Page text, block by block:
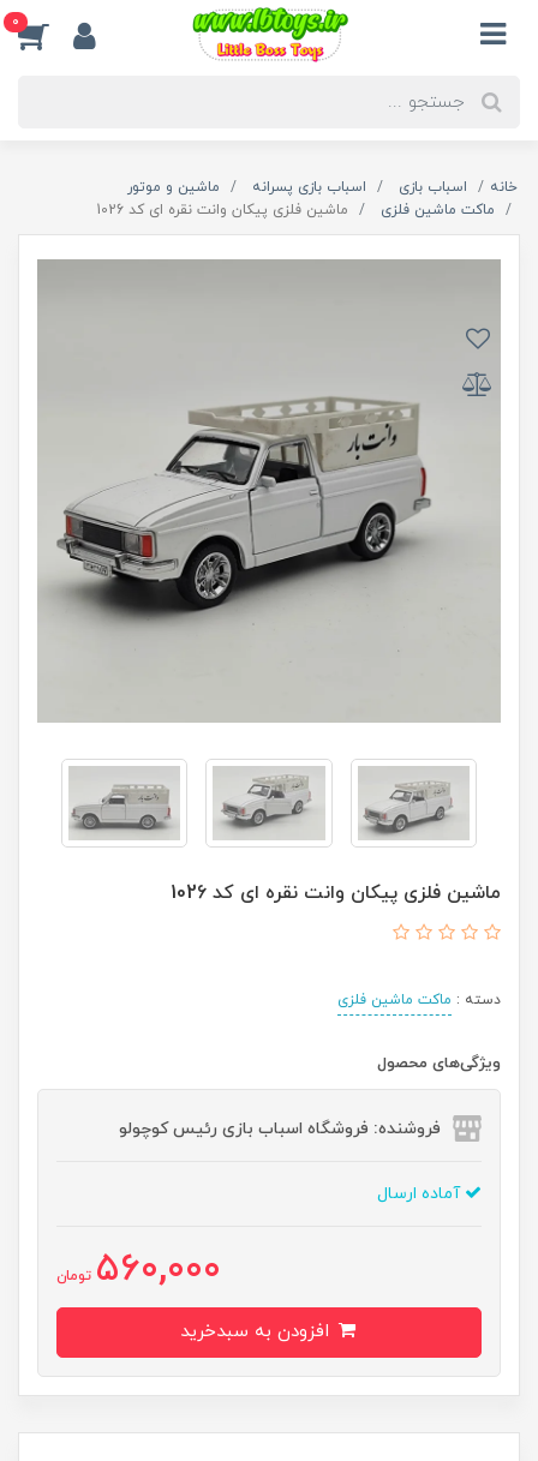
0
خانه اسباب بازی اسباب بازی پسرانه
ماشین و موتور
ماکت ماشین فلزی
ماشین فلزی پیکان وانت نقره ای کد 1026
ماشین فلزی پیکان وانت نقره ای کد 1026
دسته : ماکت ماشین فلزی
ویژگی‌های محصول
فروشنده: فروشگاه اسباب بازی رئیس کوچولو
آماده ارسال
560,000 تومان